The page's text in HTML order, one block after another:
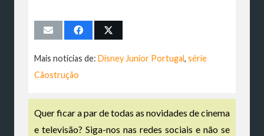
Mais notícias de: Disney Junior Portugal, série
Cãostrução
Quer ficar a par de todas as novidades de cinema
e televisão? Siga-nos nas redes sociais e não se